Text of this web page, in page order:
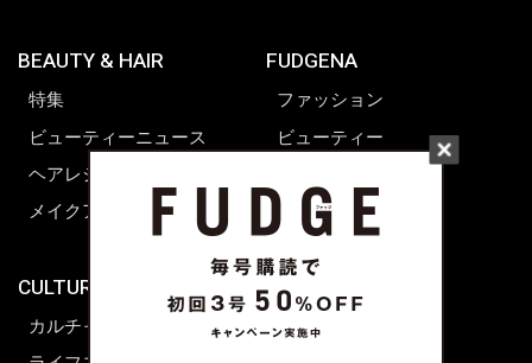
BEAUTY & HAIR
特集
ビューティーニュース
ヘアレシピ ストーリーズ
メイクアップティップス
CULTURE & LIFE
カルチャー
FUDGENA
ファッション
ビューティー
ライフスタイル